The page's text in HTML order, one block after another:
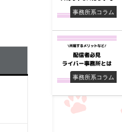
事務所系コラム
事務所系コラム